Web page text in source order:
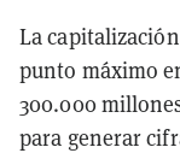
La
punto máximo
300.000
para generar